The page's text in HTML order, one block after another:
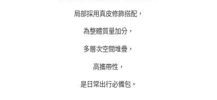
局部採用真皮修飾搭配，
為整體質量加分，
多層次空間堆疊，
高攜帶性，
是日常出行必備包。